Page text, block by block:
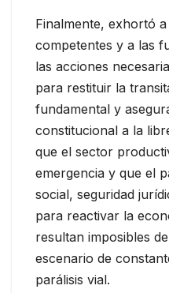
Finalmente, exhortó
competentes y a las
las acciones
para restituir la
fundamental y
constitucional a la
que el sector
emergencia y que el
social, seguridad
para reactivar la
resultan imposibles
escenario de
parálisis vial.